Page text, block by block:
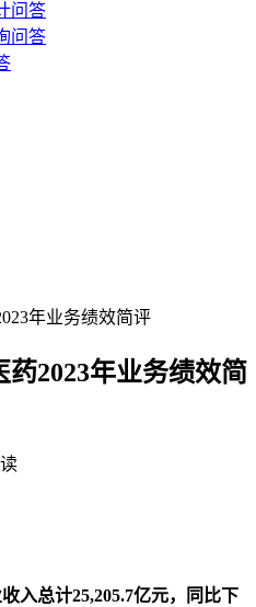
问答
问答
年业务绩效简评
药2023年业务绩效简
入总计25,205.7亿元，同比下